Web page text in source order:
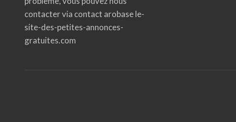
contacter via contact arobase le-
site-des-petites-annonces-
gratuites.com